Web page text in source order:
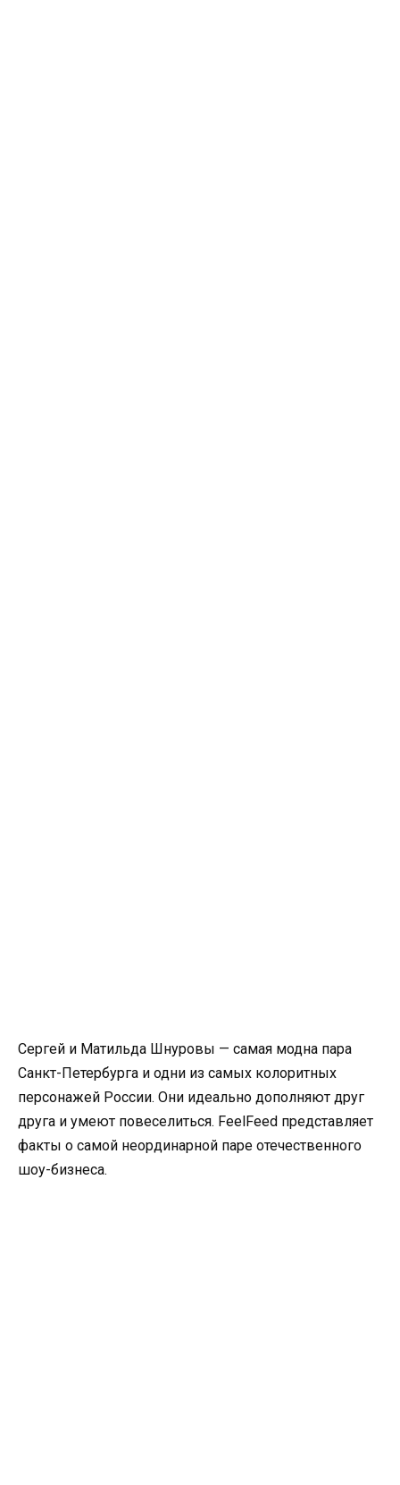
Сергей и Матильда Шнуровы — самая модна пара
Санкт-Петербурга и одни из самых колоритных
персонажей России. Они идеально дополняют друг
друга и умеют повеселиться. FeelFeed представляет
факты о самой неординарной паре отечественного
шоу-бизнеса.